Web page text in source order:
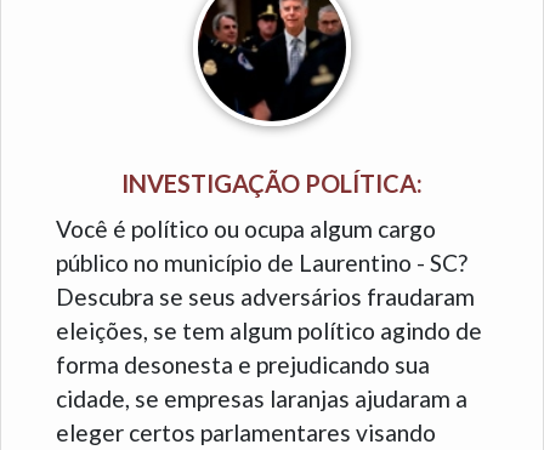
INVESTIGAÇÃO POLÍTICA:
Você é político ou ocupa algum cargo
público no município de Laurentino - SC?
Descubra se seus adversários fraudaram
eleições, se tem algum político agindo de
forma desonesta e prejudicando sua
cidade, se empresas laranjas ajudaram a
eleger certos parlamentares visando